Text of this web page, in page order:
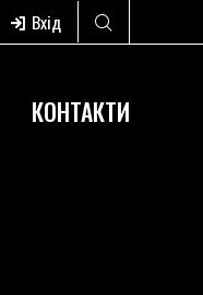
Вхід
КОНТАКТИ